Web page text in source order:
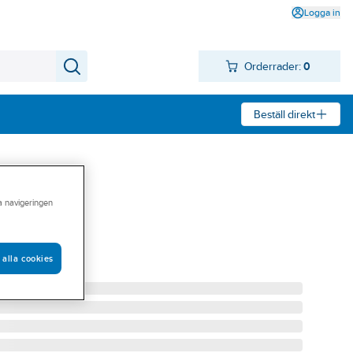
Logga in
Orderrader: 0
Beställ direkt
navigeringen
alla cookies